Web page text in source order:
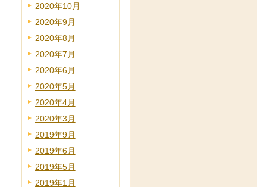
2020年10月
2020年9月
2020年8月
2020年7月
2020年6月
2020年5月
2020年4月
2020年3月
2019年9月
2019年6月
2019年5月
2019年1月